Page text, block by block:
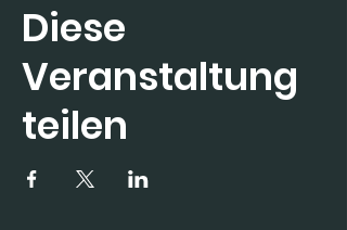
Diese
Veranstaltung
teilen